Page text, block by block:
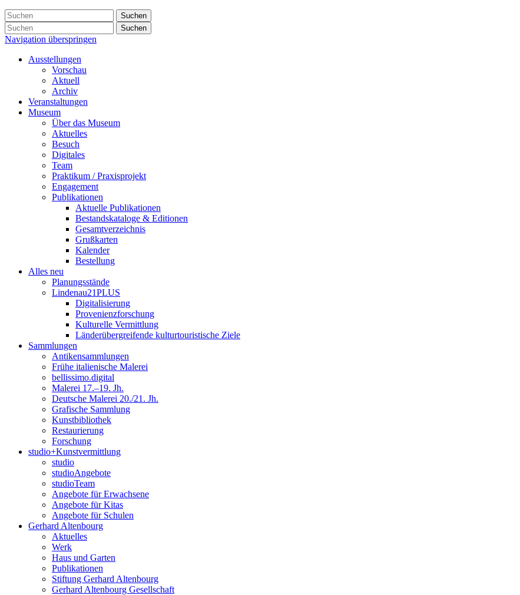
Suchen
Suchen
Navigation überspringen
Ausstellungen
Vorschau
Aktuell
Archiv
Veranstaltungen
Museum
Über das Museum
Aktuelles
Besuch
Digitales
Team
Praktikum / Praxisprojekt
Engagement
Publikationen
Aktuelle Publikationen
Bestandskataloge & Editionen
Gesamtverzeichnis
Grußkarten
Kalender
Bestellung
Alles neu
Planungsstände
Lindenau21PLUS
Digitalisierung
Provenienzforschung
Kulturelle Vermittlung
Länderübergreifende kulturtouristische Ziele
Sammlungen
Antikensammlungen
Frühe italienische Malerei
bellissimo.digital
Malerei 17.–19. Jh.
Deutsche Malerei 20./21. Jh.
Grafische Sammlung
Kunstbibliothek
Restaurierung
Forschung
studio+Kunstvermittlung
studio
studioAngebote
studioTeam
Angebote für Erwachsene
Angebote für Kitas
Angebote für Schulen
Gerhard Altenbourg
Aktuelles
Werk
Haus und Garten
Publikationen
Stiftung Gerhard Altenbourg
Gerhard Altenbourg Gesellschaft